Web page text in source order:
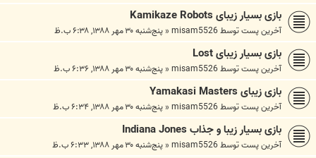
بازی بسیار زیبای Kamikaze Robots
آخرین پست توسط misam5526
« پنج‌شنبه ۳۰ مهر ۱۳۸۸, ۶:۳۸ ب.ظ
بازی بسیار زیبای Lost
آخرین پست توسط misam5526
« پنج‌شنبه ۳۰ مهر ۱۳۸۸, ۶:۳۶ ب.ظ
بازی زیبای Yamakasi Masters
آخرین پست توسط misam5526
« پنج‌شنبه ۳۰ مهر ۱۳۸۸, ۶:۳۴ ب.ظ
بازی بسیار زیبا و جذاب Indiana Jones
آخرین پست توسط misam5526
« پنج‌شنبه ۳۰ مهر ۱۳۸۸, ۶:۳۳ ب.ظ